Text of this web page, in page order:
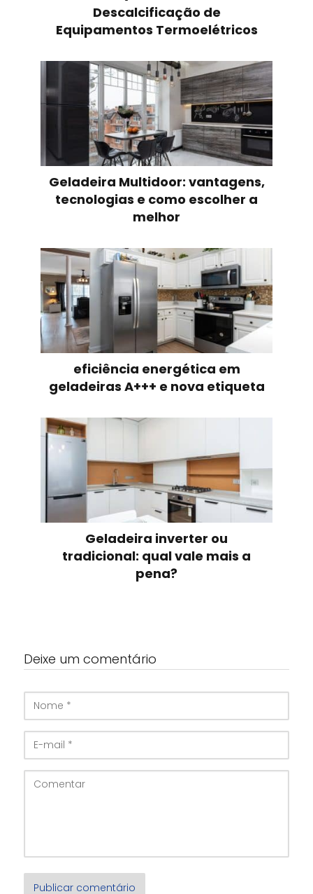
Descalcificação de
Equipamentos Termoelétricos
Geladeira Multidoor: vantagens,
tecnologias e como escolher a
melhor
eficiência energética em
geladeiras A+++ e nova etiqueta
Geladeira inverter ou
tradicional: qual vale mais a
pena?
Deixe um comentário